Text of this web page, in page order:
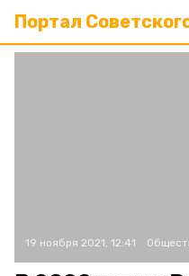
Портал
19 ноября 2021, 12:41